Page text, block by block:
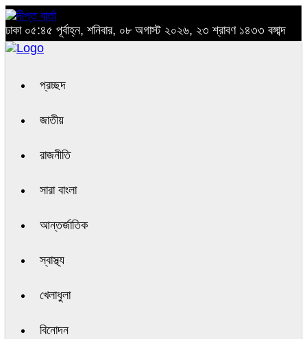
ঢাকা ০৫:৪৫ পূর্বাহ্ন, শনিবার, ০৮ অগাস্ট ২০২৬, ২৩ শ্রাবণ ১৪৩৩ বঙ্গাব্দ
প্রচ্ছদ
জাতীয়
রাজনীতি
সারা বাংলা
আন্তর্জাতিক
স্বাস্থ্য
খেলাধুলা
বিনোদন